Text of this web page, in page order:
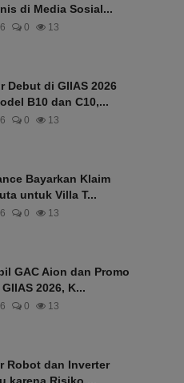
di Media Sosial...
0 13
Debut di GIIAS 2026
B10 dan C10,...
0 13
Bayarkan Klaim
untuk Villa T...
0 13
GAC Aion dan Promo
2026, K...
0 13
Robot dan Inverter